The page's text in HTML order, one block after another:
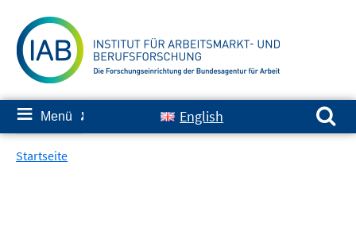
zum
Inhalt
≡ Menü ✘ English
Suchen nach:
Startseite